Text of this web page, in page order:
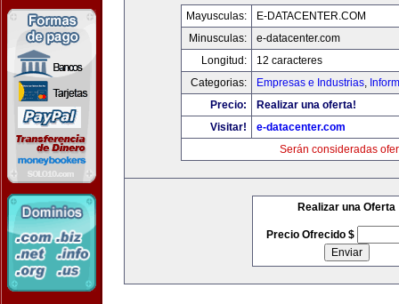
Mayusculas:
E-DATACENTER.COM
Minusculas:
e-datacenter.com
Longitud:
12 caracteres
Categorias:
Empresas e Industrias,
Precio:
Realizar una oferta!
Visitar!
e-datacenter.com
Serán consideradas
Realizar una Oferta
Precio Ofrecido $